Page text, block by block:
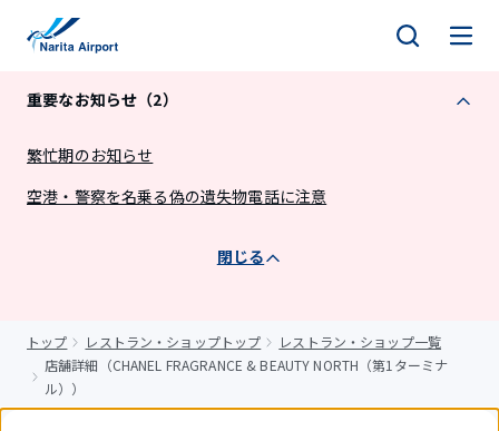
重要なお知らせ（2）
繁忙期のお知らせ
空港・警察を名乗る偽の遺失物電話に注意
閉じる
トップ レストラン・ショップトップ
レストラン・ショップ一覧
店舗詳細（CHANEL FRAGRANCE & BEAUTY NORTH（第1ターミナ
ル））